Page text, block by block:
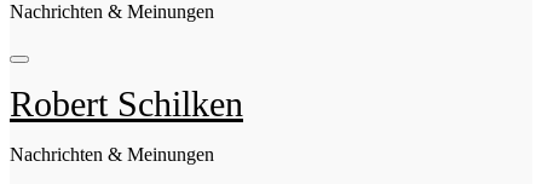
Nachrichten & Meinungen
Robert Schilken
Nachrichten & Meinungen